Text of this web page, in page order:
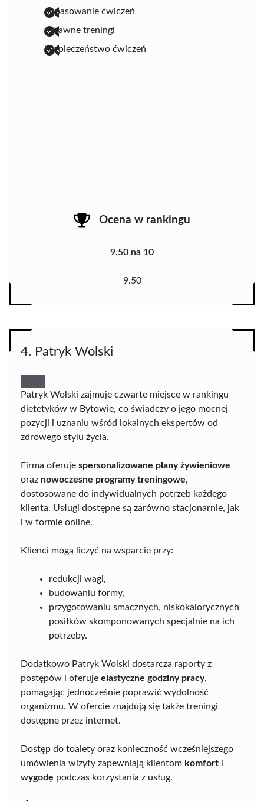
dopasowanie ćwiczeń
zabawne treningi
bezpieczeństwo ćwiczeń
Ocena w rankingu
9.50 na 10
9.50
4. Patryk Wolski
Patryk Wolski zajmuje czwarte miejsce w rankingu
dietetyków w Bytowie, co świadczy o jego mocnej
pozycji i uznaniu wśród lokalnych ekspertów od
zdrowego stylu życia.
Firma oferuje spersonalizowane plany żywieniowe
oraz nowoczesne programy treningowe,
dostosowane do indywidualnych potrzeb każdego
klienta. Usługi dostępne są zarówno stacjonarnie, jak
i w formie online.
Klienci mogą liczyć na wsparcie przy:
redukcji wagi,
budowaniu formy,
przygotowaniu smacznych, niskokalorycznych
posiłków skomponowanych specjalnie na ich
potrzeby.
Dodatkowo Patryk Wolski dostarcza raporty z
postępów i oferuje elastyczne godziny pracy,
pomagając jednocześnie poprawić wydolność
organizmu. W ofercie znajdują się także treningi
dostępne przez internet.
Dostęp do toalety oraz konieczność wcześniejszego
umówienia wizyty zapewniają klientom komfort i
wygodę podczas korzystania z usług.